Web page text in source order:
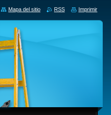
Mapa del sitio RSS Imprimir